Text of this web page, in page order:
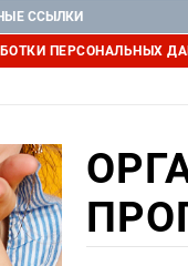
ШКОЛЬНЫХ
ПРОБЫ)
ССЫЛКИ
ПЕРСОНАЛЬНЫХ